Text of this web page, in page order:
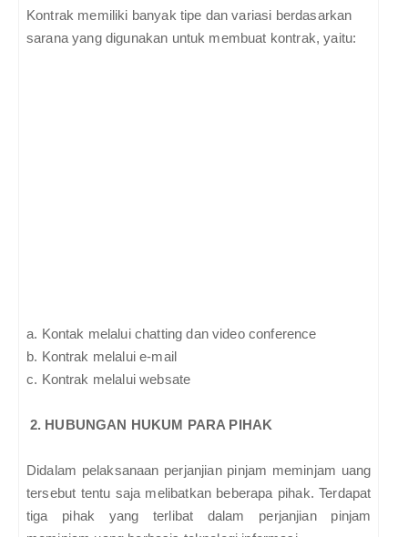
Kontrak memiliki banyak tipe dan variasi berdasarkan
sarana yang digunakan untuk membuat kontrak, yaitu:
a. Kontak melalui chatting dan video conference
b. Kontrak melalui e-mail
c. Kontrak melalui websate
2. HUBUNGAN HUKUM PARA PIHAK
Didalam pelaksanaan perjanjian pinjam meminjam uang
tersebut tentu saja melibatkan beberapa pihak. Terdapat
tiga pihak yang terlibat dalam perjanjian pinjam